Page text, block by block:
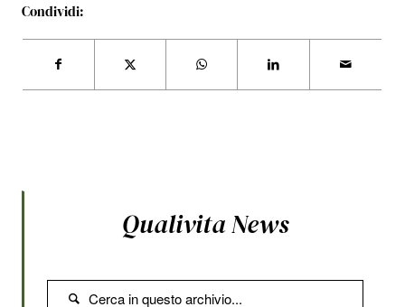
Condividi:
Qualivita News
